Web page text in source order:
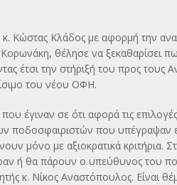
Κώστας Κλάδος με αφορμή την
θέλησε να ξεκαθαρίσει
έτσι την στήριξή του προς
του νέου ΟΦΗ.
που έγιναν σε ότι αφορά τις
ποδοσφαιριστών που υπέγραψαν
μόνο με αξιοκρατικά κριτήρια.
ή θα πάρουν ο υπεύθυνος του
κ. Νίκος Αναστόπουλος. Είναι